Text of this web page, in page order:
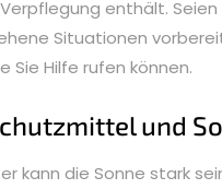
enthält. Seien
Situationen
Sie Hilfe rufen können.
und
kann die Sonne stark